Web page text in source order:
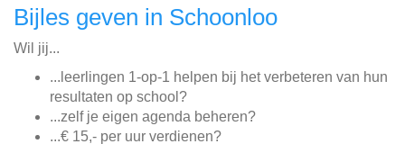
Bijles geven in Schoonloo
Wil jij...
...leerlingen 1-op-1 helpen bij het verbeteren van hun
resultaten op school?
...zelf je eigen agenda beheren?
...€ 15,- per uur verdienen?